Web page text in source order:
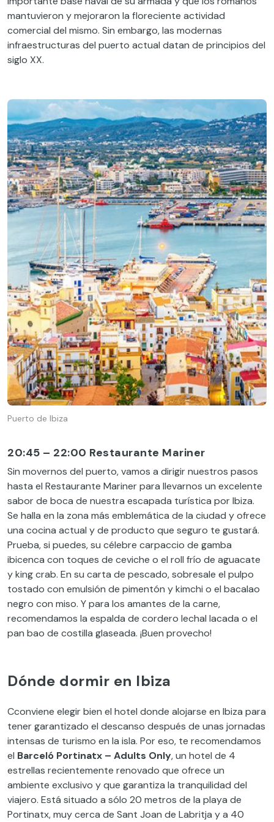
mantuvieron y mejoraron la floreciente actividad
comercial del mismo. Sin embargo, las modernas
infraestructuras del puerto actual datan de principios del
siglo XX.
Puerto de Ibiza
20:45 – 22:00 Restaurante Mariner
Sin movernos del puerto, vamos a dirigir nuestros pasos
hasta el Restaurante Mariner para llevarnos un excelente
sabor de boca de nuestra escapada turística por Ibiza.
Se halla en la zona más emblemática de la ciudad y ofrece
una cocina actual y de producto que seguro te gustará.
Prueba, si puedes, su célebre carpaccio de gamba
ibicenca con toques de ceviche o el roll frío de aguacate
y king crab. En su carta de pescado, sobresale el pulpo
tostado con emulsión de pimentón y kimchi o el bacalao
negro con miso. Y para los amantes de la carne,
recomendamos la espalda de cordero lechal lacada o el
pan bao de costilla glaseada. ¡Buen provecho!
Dónde dormir en Ibiza
Cconviene elegir bien el hotel donde alojarse en Ibiza para
tener garantizado el descanso después de unas jornadas
intensas de turismo en la isla. Por eso, te recomendamos
el Barceló Portinatx – Adults Only, un hotel de 4
estrellas recientemente renovado que ofrece un
ambiente exclusivo y que garantiza la tranquilidad del
viajero. Está situado a sólo 20 metros de la playa de
Portinatx, muy cerca de Sant Joan de Labritja y a 40